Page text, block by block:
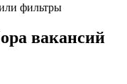
фильтры
вакансий